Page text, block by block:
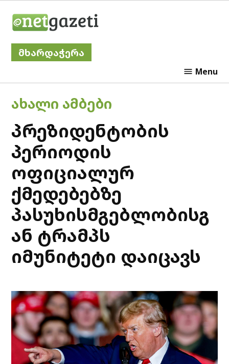
მხარდაჭერა
Menu
POSTED
IN
ᲐᲮᲐᲚᲘ ᲐᲛᲑᲔᲑᲘ
პრეზიდენტობის
პერიოდის
ოფიციალურ
ქმედებებზე
პასუხისმგებლობისგ
ან ტრამპს
იმუნიტეტი დაიცავს